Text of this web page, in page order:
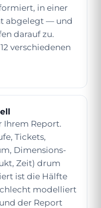
in einer
abgelegt — und
darauf zu.
verschiedenen
Ihrem Report.
Tickets,
Dimensions-
Zeit) drum
ist die Hälfte
modelliert
der Report